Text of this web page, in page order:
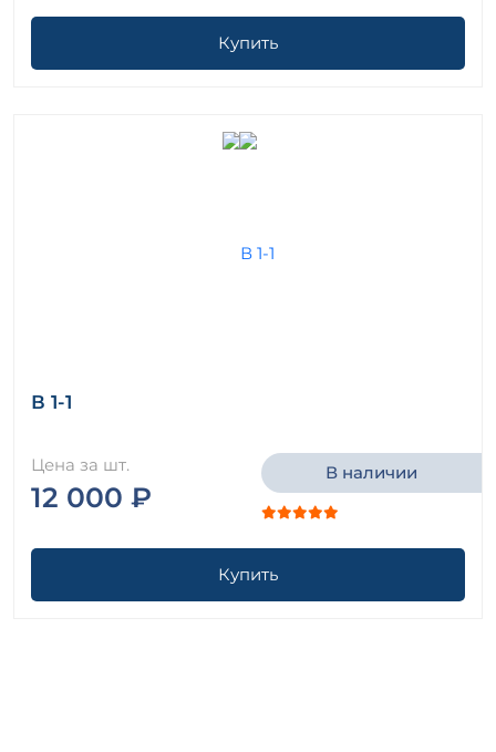
Купить
В 1-1
Цена за шт.
12 000 ₽
В наличии
Купить